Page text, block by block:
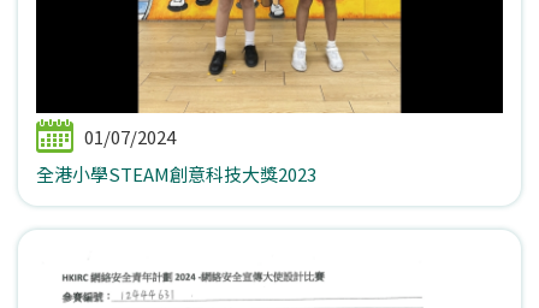
01/07/2024
全港小學STEAM創意科技大獎2023